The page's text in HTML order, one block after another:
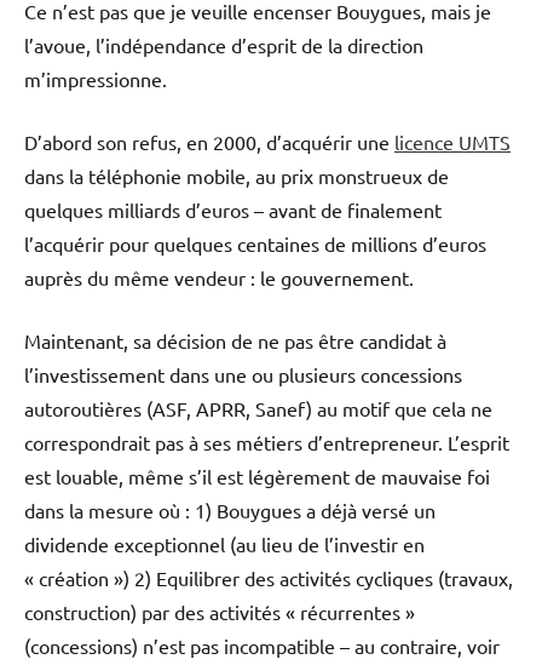
Ce n’est pas que je veuille encenser Bouygues, mais je
l’avoue, l’indépendance d’esprit de la direction
m’impressionne.
D’abord son refus, en 2000, d’acquérir une licence UMTS
dans la téléphonie mobile, au prix monstrueux de
quelques milliards d’euros – avant de finalement
l’acquérir pour quelques centaines de millions d’euros
auprès du même vendeur : le gouvernement.
Maintenant, sa décision de ne pas être candidat à
l’investissement dans une ou plusieurs concessions
autoroutières (ASF, APRR, Sanef) au motif que cela ne
correspondrait pas à ses métiers d’entrepreneur. L’esprit
est louable, même s’il est légèrement de mauvaise foi
dans la mesure où : 1) Bouygues a déjà versé un
dividende exceptionnel (au lieu de l’investir en
« création ») 2) Equilibrer des activités cycliques (travaux,
construction) par des activités « récurrentes »
(concessions) n’est pas incompatible – au contraire, voir